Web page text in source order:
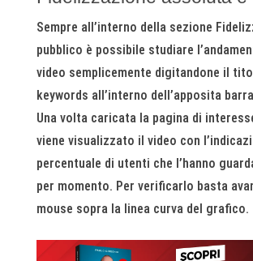
Sempre all’interno della sezione
pubblico è possibile studiare
video semplicemente digitandone il
keywords all’interno dell’apposita
Una volta caricata la pagina di
viene visualizzato il video con
percentuale di utenti che l’hanno
per momento. Per verificarlo basta
mouse sopra la linea curva del grafico.